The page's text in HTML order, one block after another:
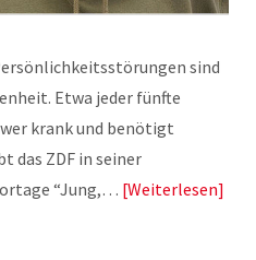
sind
Etwa jeder fünfte
krank und benötigt
das ZDF in seiner
“Jung,… Weiterlesen